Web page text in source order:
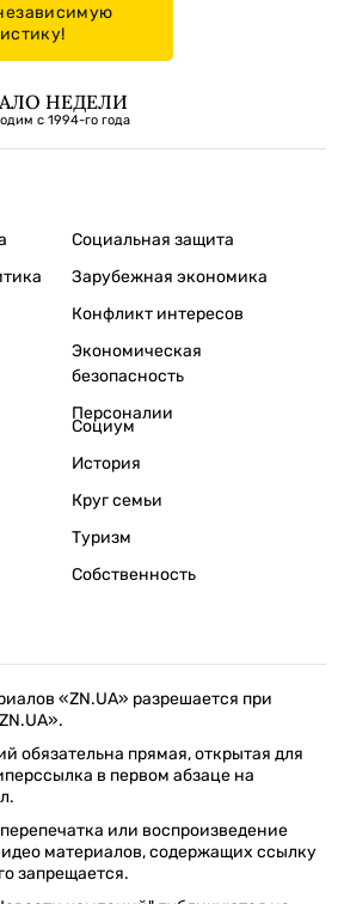
НЕДЕЛИ
с 1994-го года
Социальная защита
Зарубежная экономика
Конфликт интересов
Экономическая
безопасность
Персоналии
Социум
История
Круг семьи
Туризм
Собственность
«ZN.UA» разрешается при
обязательна прямая, открытая для
в первом абзаце на
или воспроизведение
материалов, содержащих ссылку
запрещается.